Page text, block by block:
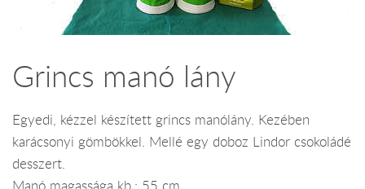
Grincs manó lány
Egyedi, kézzel készített grincs manólány. Kezében
karácsonyi gömbökkel. Mellé egy doboz Lindor csokoládé
desszert.